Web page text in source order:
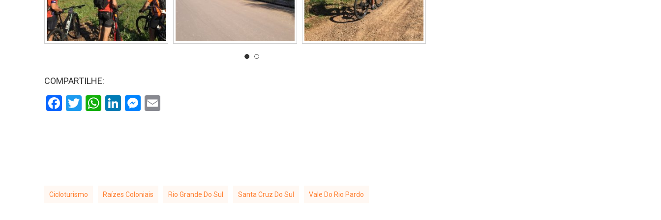
COMPARTILHE:
Facebook
Twitter
WhatsApp
LinkedIn
Messenger
Cicloturismo Raízes Coloniais Rio Grande Do Sul Santa Cruz Do Sul Vale Do Rio Pardo